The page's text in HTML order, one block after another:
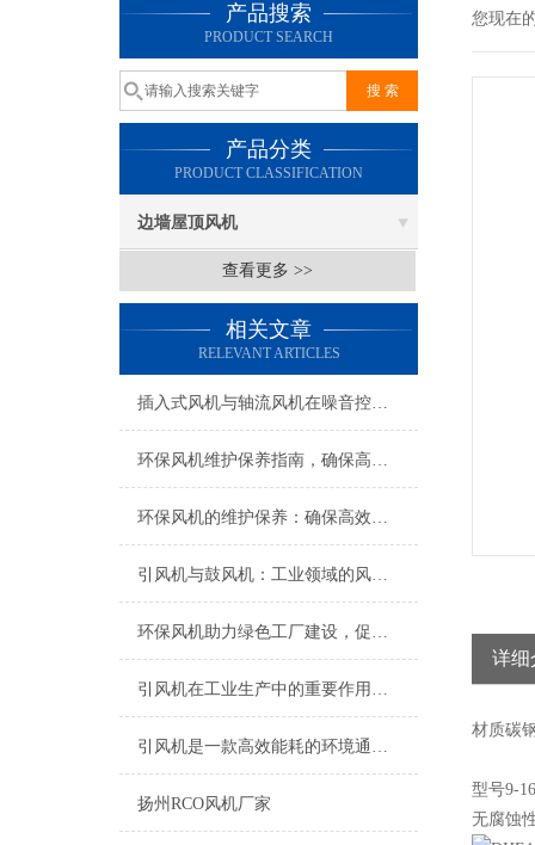
产品搜索
PRODUCT SEARCH
产品分类
PRODUCT CLASSIFICATION
边墙屋顶风机
查看更多 >>
相关文章
RELEVANT ARTICLES
插入式风机与轴流风机在噪音控制上有何差异？
环保风机维护保养指南，确保高效稳定运行
环保风机的维护保养：确保高效运行的关键
引风机与鼓风机：工业领域的风动双子星
环保风机助力绿色工厂建设，促进节能减排
引风机在工业生产中的重要作用及发展趋势
引风机是一款高效能耗的环境通风设备
扬州RCO风机厂家
您现在
详细
材质碳
型号9-
无腐蚀